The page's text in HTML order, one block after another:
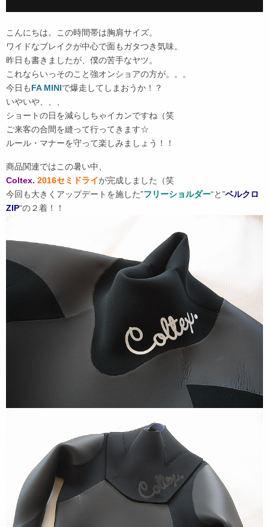
こんにちは。この時間帯は胸肩サイズ。
ワイドなブレイクが中心で面もガタつき気味。
昨日も書きましたが、僕の苦手なヤツ。
これならいっそのこと強オンショアの方が。。。
今日もFA MINIで爆走してしまおうか！？
いやいや、、、
ショートの日を減らしちゃイカンですね（笑
ご来客の合間を縫って行ってきます☆
ルール・マナーを守って楽しみましょう！！
商品関連ではこの暑い中、
Coltex. 2016セミドライが完成しました（笑
今回も大きくアップデートを施した”フリーショルダー“と”ベルクロ
ZIP“の２着！！